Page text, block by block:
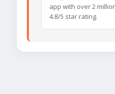
app with over 2
4.8/5 star rating.